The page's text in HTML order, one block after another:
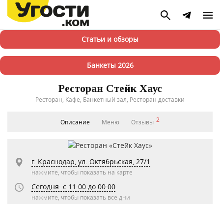
Статьи и обзоры
Банкеты 2026
Ресторан Стейк Хаус
Ресторан, Кафе, Банкетный зал, Ресторан доставки
Описание Меню Отзывы 2
г. Краснодар, ул. Октябрьская, 27/1
нажмите, чтобы показать на карте
Сегодня: c 11:00 до 00:00
нажмите, чтобы показать все дни